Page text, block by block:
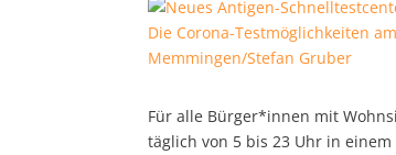
Die Corona-Testmöglichkeiten
Memmingen/Stefan Gruber
Für alle Bürger*innen mit
täglich von 5 bis 23 Uhr in